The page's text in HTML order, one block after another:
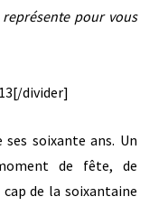
représente pour vous
divider]
soixante ans. Un
de fête, de
de la soixantaine